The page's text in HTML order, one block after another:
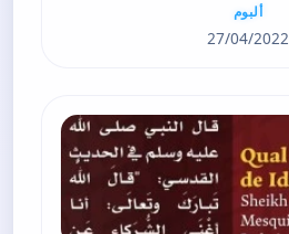
ألبوم
27/04/2022